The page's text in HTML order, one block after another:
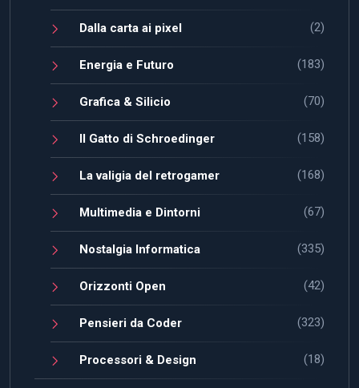
Dalla carta ai pixel (2)
Energia e Futuro (183)
Grafica & Silicio (70)
Il Gatto di Schroedinger (158)
La valigia del retrogamer (168)
Multimedia e Dintorni (67)
Nostalgia Informatica (335)
Orizzonti Open (42)
Pensieri da Coder (323)
Processori & Design (18)